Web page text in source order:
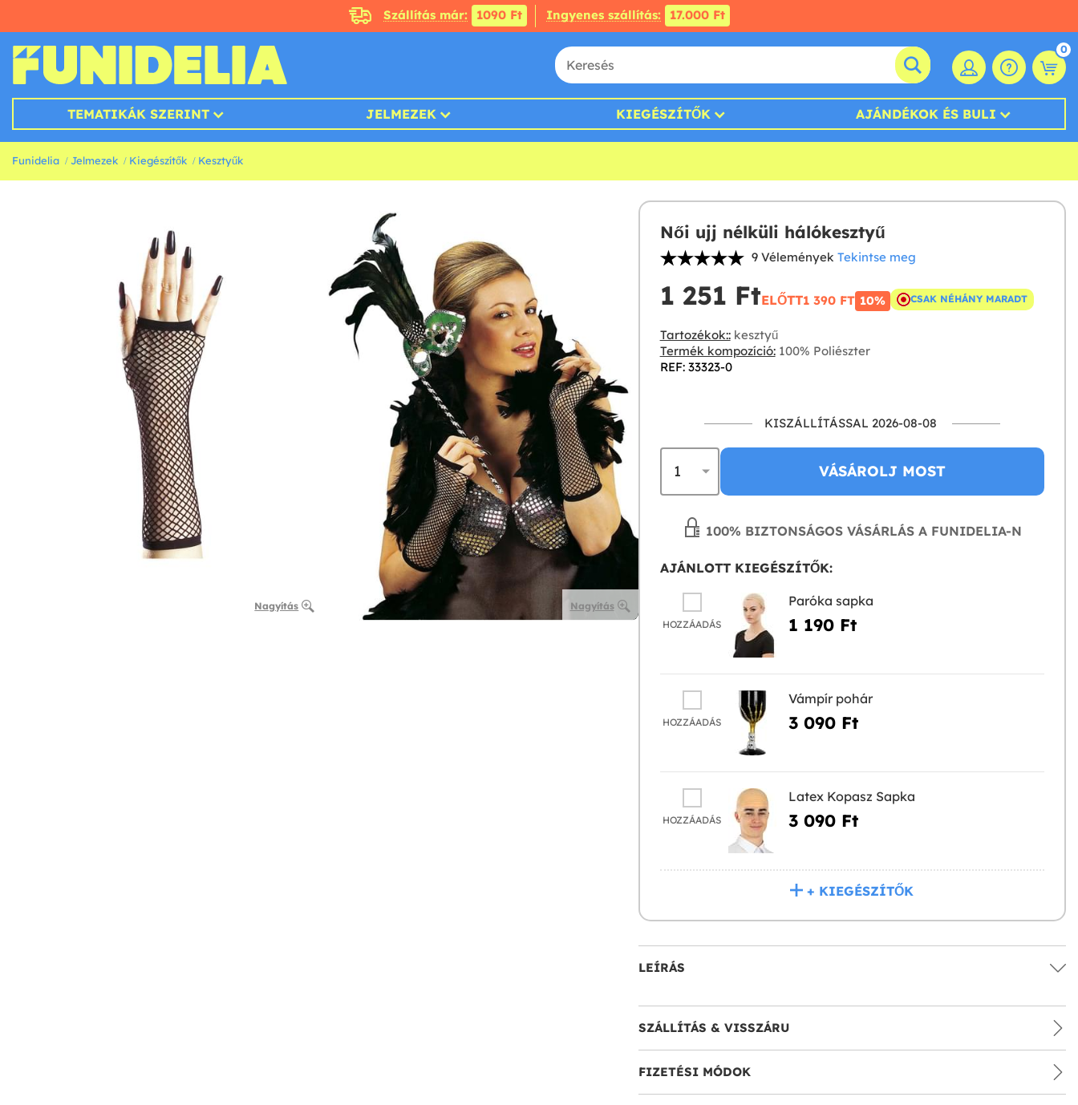
Szállítás már: 1090 Ft Ingyenes szállítás: 17.000 Ft
0
TEMATIKÁK SZERINT JELMEZEK KIEGÉSZÍTŐK AJÁNDÉKOK ÉS BULI
Funidelia Jelmezek Kiegészítők Kesztyűk
Nagyítás Nagyítás
Női ujj nélküli hálókesztyű
9 Vélemények Tekintse meg
1 251 Ft‎ELŐTT1 390 FT‎ 10% CSAK NÉHÁNY MARADT
Tartozékok::kesztyű
Termék kompozíció:100% Poliészter
REF: 33323-0
KISZÁLLÍTÁSSAL 2026-08-08
VÁSÁROLJ MOST
100% BIZTONSÁGOS VÁSÁRLÁS A FUNIDELIA-N
AJÁNLOTT KIEGÉSZÍTŐK:
HOZZÁADÁS
Paróka sapka
1 190 Ft‎
HOZZÁADÁS
Vámpír pohár
3 090 Ft‎
HOZZÁADÁS
Latex Kopasz Sapka
3 090 Ft‎
+ KIEGÉSZÍTŐK
LEÍRÁS
SZÁLLÍTÁS & VISSZÁRU
FIZETÉSI MÓDOK